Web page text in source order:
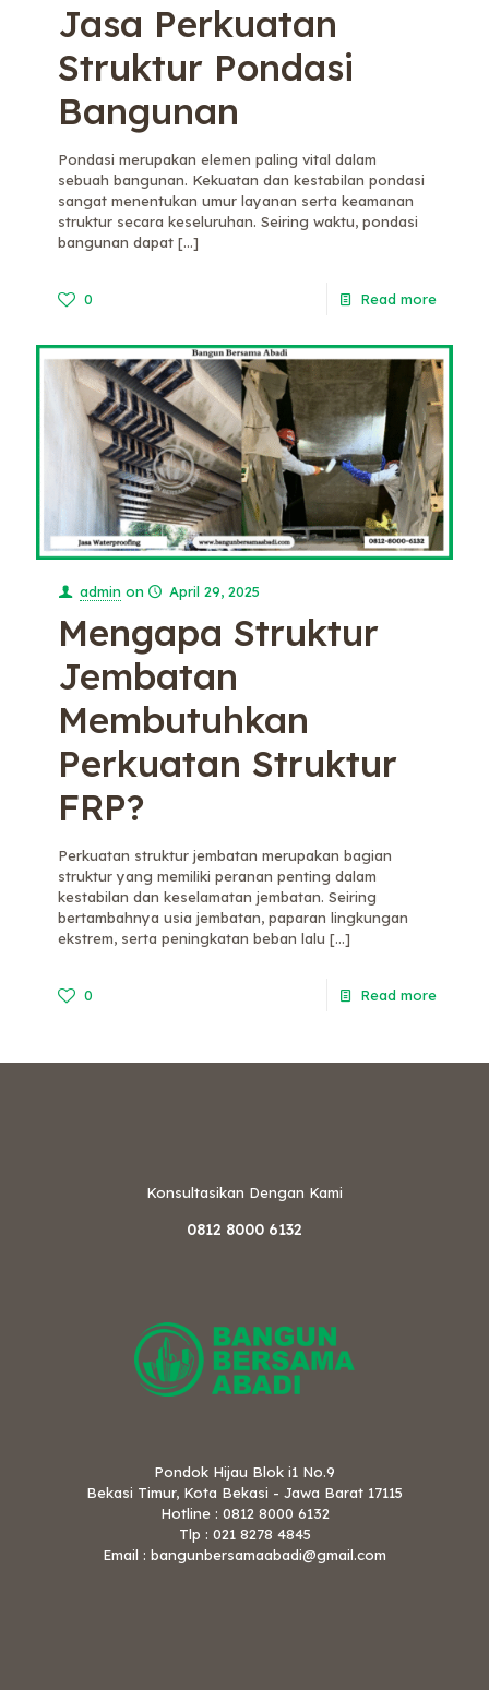
Jasa Perkuatan
Struktur Pondasi
Bangunan
Pondasi merupakan elemen paling vital dalam
sebuah bangunan. Kekuatan dan kestabilan pondasi
sangat menentukan umur layanan serta keamanan
struktur secara keseluruhan. Seiring waktu, pondasi
bangunan dapat […]
0 Read more
admin on April 29, 2025
Mengapa Struktur
Jembatan
Membutuhkan
Perkuatan Struktur
FRP?
Perkuatan struktur jembatan merupakan bagian
struktur yang memiliki peranan penting dalam
kestabilan dan keselamatan jembatan. Seiring
bertambahnya usia jembatan, paparan lingkungan
ekstrem, serta peningkatan beban lalu […]
0 Read more
Konsultasikan Dengan Kami
0812 8000 6132
Pondok Hijau Blok i1 No.9
Bekasi Timur, Kota Bekasi - Jawa Barat 17115
Hotline : 0812 8000 6132
Tlp : 021 8278 4845
Email : bangunbersamaabadi@gmail.com